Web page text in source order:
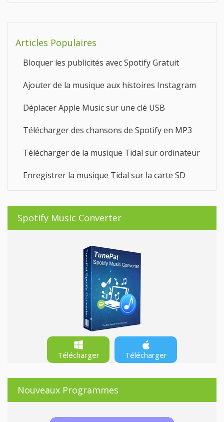
Articles Populaires
Bloquer les publicités avec Spotify Gratuit
Ajouter de la musique aux histoires Instagram
Déplacer Apple Music sur une clé USB
Télécharger des chansons de Spotify en MP3
Télécharger de la musique Tidal sur ordinateur
Enregistrer la musique Tidal sur la carte SD
Spotify Music Converter
Télécharger Télécharger
Nouveaux Programmes